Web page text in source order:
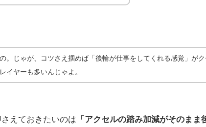
。じゃが、コツさえ掴めば「後輪が仕事をしてくれる感覚」が
イヤーも多いんじゃよ。
えておきたいのは 「アクセルの踏み加減がそのまま